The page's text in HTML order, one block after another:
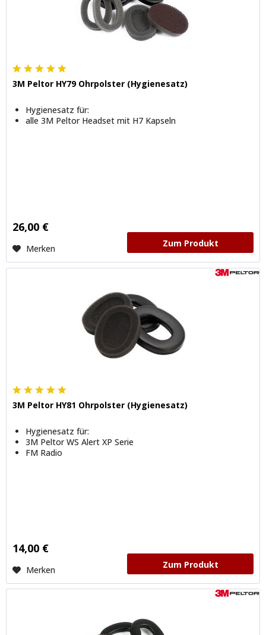
3M Peltor HY79 Ohrpolster (Hygienesatz)
Hygienesatz für:
alle 3M Peltor Headset mit H7 Kapseln
26,00 €
Merken Zum Produkt
3M Peltor HY81 Ohrpolster (Hygienesatz)
Hygienesatz für:
3M Peltor WS Alert XP Serie
FM Radio
14,00 €
Merken Zum Produkt